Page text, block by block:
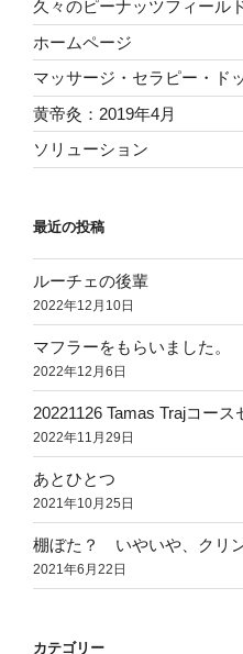
久々のピーナッツフィール
ホームページ
マッサージ・セラピー・ド
黄帝灸：2019年4月
ソリューション
最近の投稿
ルーチェの後輩
2022年12月10日
マフラーをもらいました。
2022年12月6日
20221126 Tamas Trajコース
2022年11月29日
あとひとつ
2021年10月25日
棚ぼた？ いやいや、クリ
2021年6月22日
カテゴリー